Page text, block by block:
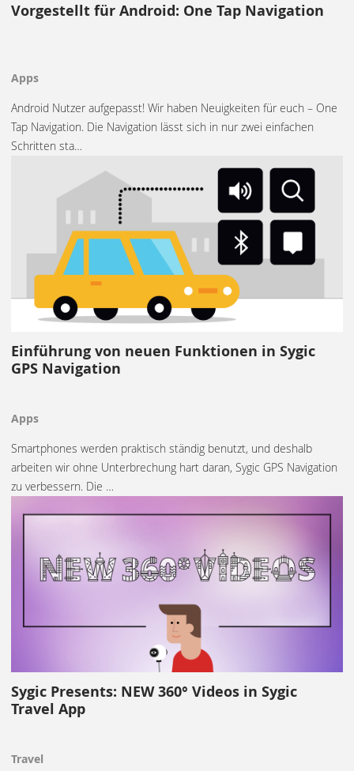
Vorgestellt für Android: One Tap Navigation
Apps
Android Nutzer aufgepasst! Wir haben Neuigkeiten für euch – One
Tap Navigation. Die Navigation lässt sich in nur zwei einfachen
Schritten sta…
Einführung von neuen Funktionen in Sygic
GPS Navigation
Apps
Smartphones werden praktisch ständig benutzt, und deshalb
arbeiten wir ohne Unterbrechung hart daran, Sygic GPS Navigation
zu verbessern. Die …
Sygic Presents: NEW 360° Videos in Sygic
Travel App
Travel